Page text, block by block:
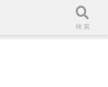
検索